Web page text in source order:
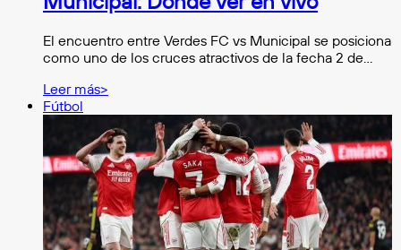
El encuentro entre Verdes FC vs Municipal se posiciona
como uno de los cruces atractivos de la fecha 2 de…
Leer más>
Fútbol